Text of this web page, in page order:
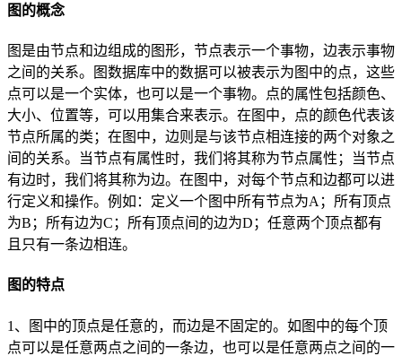
图的概念
图是由节点和边组成的图形，节点表示一个事物，边表示事物
之间的关系。图数据库中的数据可以被表示为图中的点，这些
点可以是一个实体，也可以是一个事物。点的属性包括颜色、
大小、位置等，可以用集合来表示。在图中，点的颜色代表该
节点所属的类；在图中，边则是与该节点相连接的两个对象之
间的关系。当节点有属性时，我们将其称为节点属性；当节点
有边时，我们将其称为边。在图中，对每个节点和边都可以进
行定义和操作。例如：定义一个图中所有节点为A；所有顶点
为B；所有边为C；所有顶点间的边为D；任意两个顶点都有
且只有一条边相连。
图的特点
1、图中的顶点是任意的，而边是不固定的。如图中的每个顶
点可以是任意两点之间的一条边，也可以是任意两点之间的一